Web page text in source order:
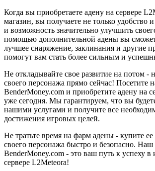
Когда вы приобретаете адену на сервере
магазин, вы получаете не только удобство
и возможность значительно улучшить
помощью дополнительной адены вы
лучшее снаряжение, заклинания и другие
помогут вам стать более сильным и
Не откладывайте свое развитие на потом -
своего персонажа прямо сейчас! Посетите
BenderMoney.com и приобретите адену на
уже сегодня. Мы гарантируем, что вы
нашими услугами и получите все
достижения игровых целей.
Не тратьте время на фарм адены - купите
своего персонажа быстро и безопасно. Наш
BenderMoney.com - это ваш путь к успеху в
сервере L2Meteora!​